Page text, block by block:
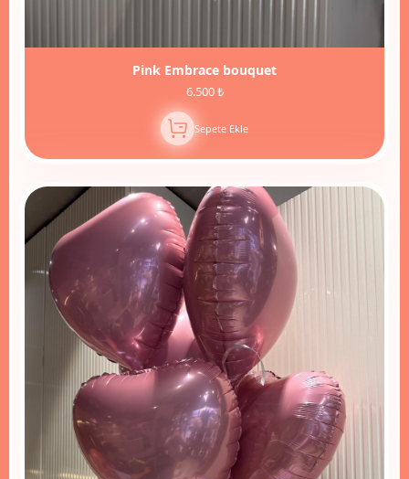
Pink Embrace bouquet
6.500 ₺
Sepete Ekle